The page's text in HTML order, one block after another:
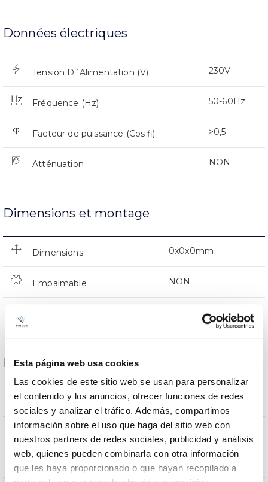
Esta página web usa cookies
Las cookies de este sitio web se usan para personalizar
el contenido y los anuncios, ofrecer funciones de redes
sociales y analizar el tráfico. Además, compartimos
información sobre el uso que haga del sitio web con
nuestros partners de redes sociales, publicidad y análisis
web, quienes pueden combinarla con otra información
que les haya proporcionado o que hayan recopilado a
Données électriques
Tension D`Alimentation (V) 230V
Fréquence (Hz) 50-60Hz
Facteur de puissance (Cos fi) >0,5
Atténuation NON
Dimensions et montage
Dimensions 0x0x0mm
Empalmable NON
Données optiques
Température de coleur 2700K
CRI Indice de rendu des couleurs 80
Angle d’ouverture